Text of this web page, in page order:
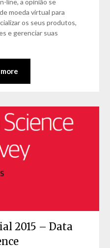
line, a opinião se
moeda virtual para
os seus produtos,
e gerenciar suas
2015 – Data